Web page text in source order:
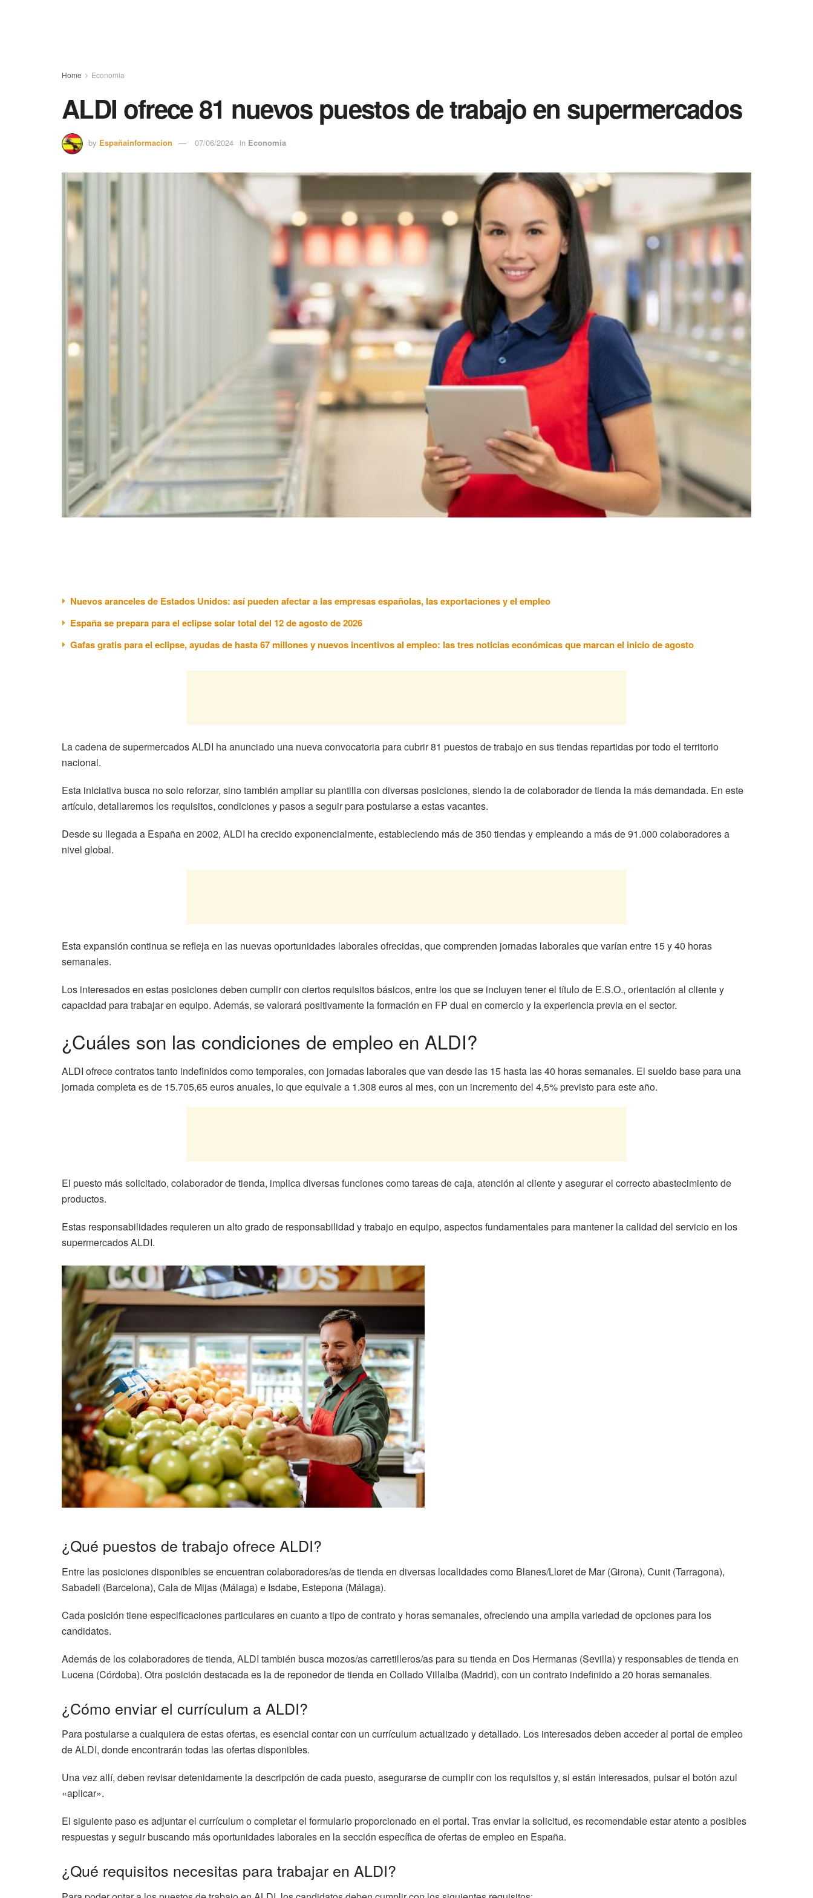
Home Economia
ALDI ofrece 81 nuevos puestos de trabajo en supermercados
by Españainformacion 07/06/2024 in Economia
Nuevos aranceles de Estados Unidos: así pueden afectar a las empresas españolas, las exportaciones y el empleo
España se prepara para el eclipse solar total del 12 de agosto de 2026
Gafas gratis para el eclipse, ayudas de hasta 67 millones y nuevos incentivos al empleo: las tres noticias económicas que marcan el inicio de agosto
La cadena de supermercados ALDI ha anunciado una nueva convocatoria para cubrir 81 puestos de trabajo en sus tiendas repartidas por todo el territorio
nacional.
Esta iniciativa busca no solo reforzar, sino también ampliar su plantilla con diversas posiciones, siendo la de colaborador de tienda la más demandada. En este
artículo, detallaremos los requisitos, condiciones y pasos a seguir para postularse a estas vacantes.
Desde su llegada a España en 2002, ALDI ha crecido exponencialmente, estableciendo más de 350 tiendas y empleando a más de 91.000 colaboradores a
nivel global.
Esta expansión continua se refleja en las nuevas oportunidades laborales ofrecidas, que comprenden jornadas laborales que varían entre 15 y 40 horas
semanales.
Los interesados en estas posiciones deben cumplir con ciertos requisitos básicos, entre los que se incluyen tener el título de E.S.O., orientación al cliente y
capacidad para trabajar en equipo. Además, se valorará positivamente la formación en FP dual en comercio y la experiencia previa en el sector.
¿Cuáles son las condiciones de empleo en ALDI?
ALDI ofrece contratos tanto indefinidos como temporales, con jornadas laborales que van desde las 15 hasta las 40 horas semanales. El sueldo base para una
jornada completa es de 15.705,65 euros anuales, lo que equivale a 1.308 euros al mes, con un incremento del 4,5% previsto para este año.
El puesto más solicitado, colaborador de tienda, implica diversas funciones como tareas de caja, atención al cliente y asegurar el correcto abastecimiento de
productos.
Estas responsabilidades requieren un alto grado de responsabilidad y trabajo en equipo, aspectos fundamentales para mantener la calidad del servicio en los
supermercados ALDI.
¿Qué puestos de trabajo ofrece ALDI?
Entre las posiciones disponibles se encuentran colaboradores/as de tienda en diversas localidades como Blanes/Lloret de Mar (Girona), Cunit (Tarragona),
Sabadell (Barcelona), Cala de Mijas (Málaga) e Isdabe, Estepona (Málaga).
Cada posición tiene especificaciones particulares en cuanto a tipo de contrato y horas semanales, ofreciendo una amplia variedad de opciones para los
candidatos.
Además de los colaboradores de tienda, ALDI también busca mozos/as carretilleros/as para su tienda en Dos Hermanas (Sevilla) y responsables de tienda en
Lucena (Córdoba). Otra posición destacada es la de reponedor de tienda en Collado Villalba (Madrid), con un contrato indefinido a 20 horas semanales.
¿Cómo enviar el currículum a ALDI?
Para postularse a cualquiera de estas ofertas, es esencial contar con un currículum actualizado y detallado. Los interesados deben acceder al portal de empleo
de ALDI, donde encontrarán todas las ofertas disponibles.
Una vez allí, deben revisar detenidamente la descripción de cada puesto, asegurarse de cumplir con los requisitos y, si están interesados, pulsar el botón azul
«aplicar».
El siguiente paso es adjuntar el currículum o completar el formulario proporcionado en el portal. Tras enviar la solicitud, es recomendable estar atento a posibles
respuestas y seguir buscando más oportunidades laborales en la sección específica de ofertas de empleo en España.
¿Qué requisitos necesitas para trabajar en ALDI?